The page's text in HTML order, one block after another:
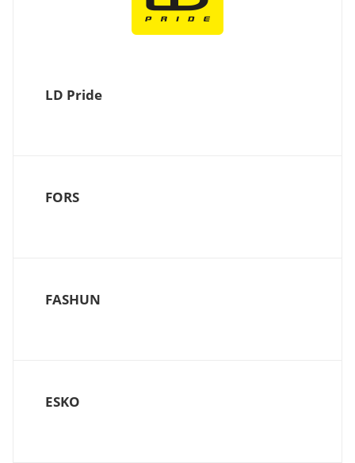
LD Pride
FORS
FASHUN
ESKO